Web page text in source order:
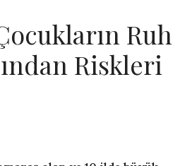
Ruh
Riskleri